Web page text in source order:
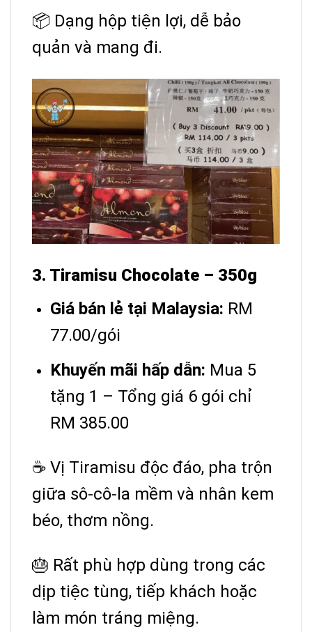
📦 Dạng hộp tiện lợi, dễ bảo
quản và mang đi.
3. Tiramisu Chocolate – 350g
Giá bán lẻ tại Malaysia: RM
77.00/gói
Khuyến mãi hấp dẫn: Mua 5
tặng 1 – Tổng giá 6 gói chỉ
RM 385.00
☕ Vị Tiramisu độc đáo, pha trộn
giữa sô-cô-la mềm và nhân kem
béo, thơm nồng.
🎂 Rất phù hợp dùng trong các
dịp tiệc tùng, tiếp khách hoặc
làm món tráng miệng.